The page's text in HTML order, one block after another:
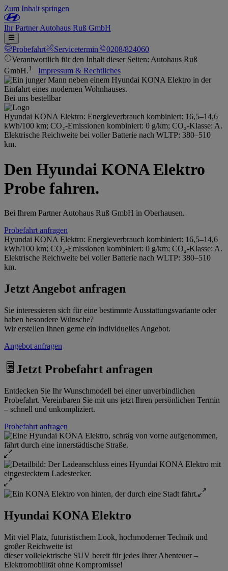
Zum Inhalt springen
IhrPartnerAutohaus Ruß GmbH
Probefahrt Servicetermin
0208/824060
Verantwortlich für den Inhalt dieser Seiten: Autohaus Ruß
GmbH.1 Impressum & Rechtliches
Bei uns bestellbar
Hyundai KONA Elektro: Energieverbrauch kombiniert: 16,5–14,6
kWh/100 km; CO₂-Emissionen kombiniert: 0 g/km; CO₂-Klasse: A.
Elektrische Reichweite bei voller Batterie nach WLTP: 380–510
km.
Den Hyundai KONA Elektro
Probe fahren.
Bei Ihrem Partner Autohaus Ruß GmbH in Oberhausen.
Probefahrt anfragen
Hyundai KONA Elektro: Energieverbrauch kombiniert: 16,5–14,6
kWh/100 km; CO₂-Emissionen kombiniert: 0 g/km; CO₂-Klasse: A.
Elektrische Reichweite bei voller Batterie nach WLTP: 380–510
km.
Jetzt Angebot anfragen
Sie interessieren sich für eine bestimmte Ausstattungsvariante oder
haben besondere Wünsche?
Wir erstellen Ihnen gerne ein individuelles Angebot.
Angebot anfragen
Jetzt Probefahrt anfragen
Entdecken Sie Ihr Wunschmodell bei einer unverbindlichen
Probefahrt. Vereinbaren Sie mit uns jetzt Ihren persönlichen Termin
– schnell und unkompliziert.
Probefahrt anfragen
Hyundai KONA Elektro
Mit viel Platz, futuristischem Look, hochmoderner Technik und
großer Reichweite ist
dieser vollelektrische SUV bereit für jedes Ihrer Abenteuer –
Elektromobilität ohne Kompromisse!